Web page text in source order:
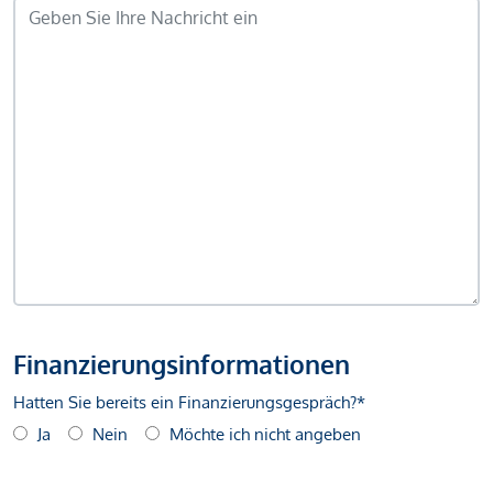
Finanzierungsinformationen
Hatten Sie bereits ein Finanzierungsgespräch?*
Ja
Nein Möchte ich nicht angeben